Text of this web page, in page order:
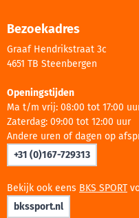
Bezoekadres
Graaf Hendrikstraat 3c
4651 TB Steenbergen
Openingstijden
Ma t/m vrij: 08:00 tot 17:00
Zaterdag: 09:00 tot 12:00 uur
Andere uren of dagen op
+31 (0)167-729313
Bekijk ook eens BKS SPORT
bkssport.nl